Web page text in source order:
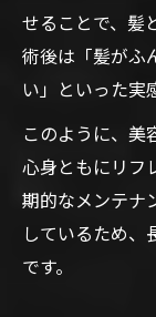
せることで、髪
術後は「髪がふ
い」といった実
このように、美
心身ともにリフ
期的なメンテナ
しているため、
です。